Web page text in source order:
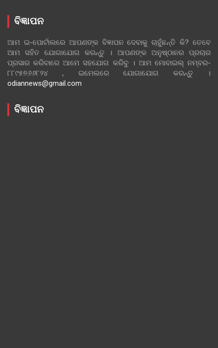
ବିଜ୍ଞାପନ
ଆମ ଇ-ପୋର୍ଟାଲରେ ଆପଣଙ୍କ ବିଜ୍ଞାପନ ଦେବାକୁ ଚାହୁଁଛନ୍ତି କି? ତେବେ
ଆମ ସହିତ ଯୋଗାଯୋଗ କରନ୍ତୁ । ଆପଣଙ୍କ ଅନୁଷ୍ଠାନର ପ୍ରଚାର
ପ୍ରସାର କରିବାରେ ଆମେ ସହଯୋଗ କରିବୁ । ଆମ ମୋବାଇଲ୍ ନମ୍ବର-
୮୮୯୫୭୬୬୮୨୪ , ଇମେଲରେ ଯୋଗାଯୋଗ କରନ୍ତୁ ।
odiannews@gmail.com
ବିଜ୍ଞାପନ